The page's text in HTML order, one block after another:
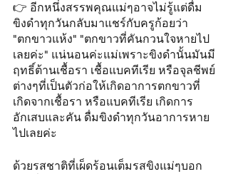
👉 อีกหนึ่งสรรพคุณแม่ๆอาจไม่รู้แต่ดื่ม
ขิงดำทุกวันกลับมาแชร์กับครูก้อยว่า
"ตกขาวแห้ง" "ตกขาวที่คันกวนใจหายไป
เลยค่ะ" แน่นอนค่ะแม่เพราะขิงดำนั้นมันมี
ฤทธิ์ต้านเชื้อรา เชื้อแบคทีเรีย หรือจุลชีพย์
ต่างๆที่เป็นตัวก่อให้เกิดอาการตกขาวที่
เกิดจากเชื้อรา หรือแบคทีเรีย เกิดการ
อักเสบและคัน ดื่มขิงดำทุกวันอาการหาย
ไปเลยค่ะ
ด้วยรสชาติที่เผ็ดร้อนเต็มรสขิงแม่ๆบอก